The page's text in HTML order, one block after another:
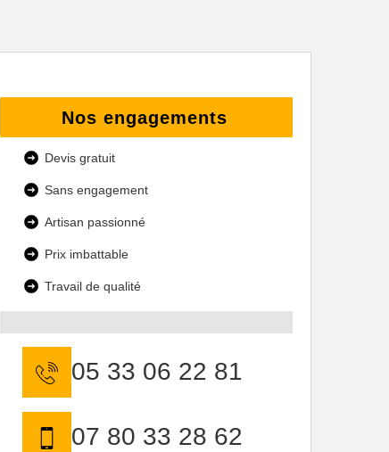
Nos engagements
Devis gratuit
Sans engagement
Artisan passionné
Prix imbattable
Travail de qualité
05 33 06 22 81
07 80 33 28 62